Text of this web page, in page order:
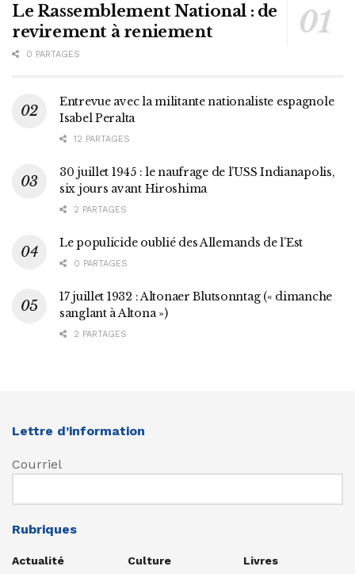
Le Rassemblement National : de
revirement à reniement
0 PARTAGES
Entrevue avec la militante nationaliste espagnole
Isabel Peralta
12 PARTAGES
30 juillet 1945 : le naufrage de l’USS Indianapolis,
six jours avant Hiroshima
2 PARTAGES
Le populicide oublié des Allemands de l’Est
0 PARTAGES
17 juillet 1932 : Altonaer Blutsonntag (« dimanche
sanglant à Altona »)
2 PARTAGES
Lettre d’information
Courriel
Rubriques
Actualité
Culture
Livres